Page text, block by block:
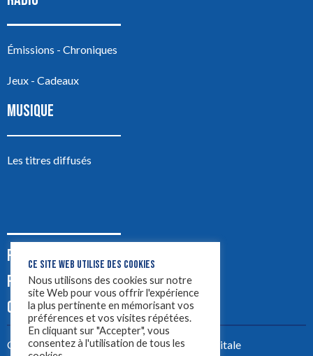
Émissions - Chroniques
Jeux - Cadeaux
MUSIQUE
Les titres diffusés
PODCASTS
PUB
CONTACT
Créez votre site avecYellowtie – Agence Digitale
CE SITE WEB UTILISE DES COOKIES
Nous utilisons des cookies sur notre
site Web pour vous offrir l'expérience
la plus pertinente en mémorisant vos
préférences et vos visites répétées.
En cliquant sur "Accepter", vous
consentez à l'utilisation de tous les